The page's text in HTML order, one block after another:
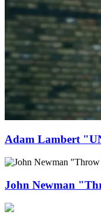
Adam Lambert
John Newman